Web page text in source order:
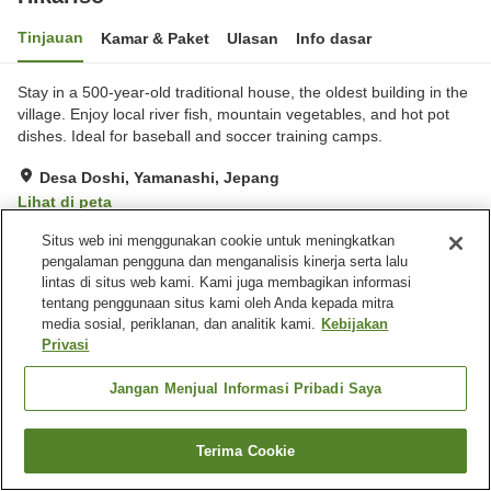
Tinjauan Kamar & Paket Ulasan Info dasar
Stay in a 500-year-old traditional house, the oldest building in the
village. Enjoy local river fish, mountain vegetables, and hot pot
dishes. Ideal for baseball and soccer training camps.
Desa Doshi, Yamanashi, Jepang
Lihat di peta
Sangat baik Ulasan:4
Fasilitas properti
Tempat parkir
Aula perjamuan
Barbekyu
Beranda Jepang Yamanashi Desa Doshi Hikariso
Cari kamar
Situs web ini menggunakan cookie untuk meningkatkan
pengalaman pengguna dan menganalisis kinerja serta lalu
lintas di situs web kami. Kami juga membagikan informasi
tentang penggunaan situs kami oleh Anda kepada mitra
media sosial, periklanan, dan analitik kami. Kebijakan
Privasi
Jangan Menjual Informasi Pribadi Saya
Terima Cookie